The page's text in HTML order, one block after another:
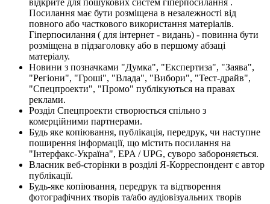
Посилання має бути розміщена в незалежності від
повного або часткового використання матеріалів.
Гіперпосилання ( для інтернет - видань) - повинна бути
розміщена в підзаголовку або в першому абзаці
матеріалу.
Новини з позначками "Думка", "Експертиза", "Заява",
"Регіони", "Гроші", "Влада", "Вибори", "Тест-драйв",
"Спецпроекти", "Промо" публікуються на правах
реклами.
Розділ Спецпроекти створюється спільно з
комерційними партнерами.
Будь яке копіювання, публікація, передрук, чи наступне
поширення інформації, що містить посилання на
"Інтерфакс-Україна", EPA / UPG, суворо забороняється.
Власник веб-сторінки в розділі Я-Корреспондент є автор
публікації.
Будь-яке копіювання, передрук та відтворення
фотографічних творів та/або аудіовізуальних творів